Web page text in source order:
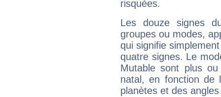
risquées.
Les douze signes
groupes ou modes,
qui signifie
quatre signes. Le
Mutable sont plus
natal, en fonction de
planètes et des